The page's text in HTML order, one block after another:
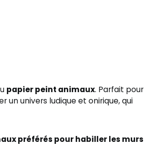
papier peint animaux. Parfait pour
un univers ludique et onirique, qui
préférés pour habiller les murs